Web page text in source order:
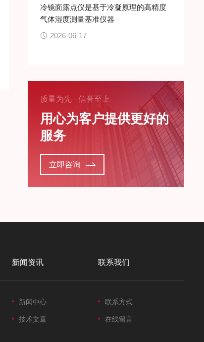
冷镜面露点仪是基于冷凝原理的高精度
气体湿度测量基准仪器
2026-06-17
质量为先 · 信誉至上
用心为客户提供更好的
服务
立即咨询
新闻资讯
新闻中心
技术文章
联系我们
联系方式
在线留言